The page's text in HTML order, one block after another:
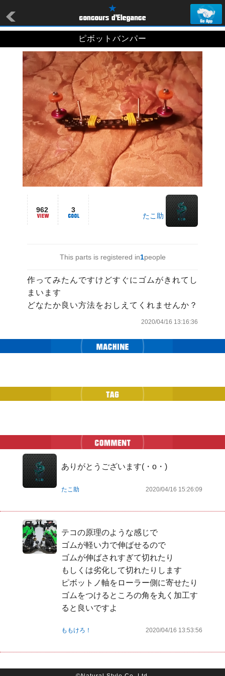
ピボットバンパー
962 3
たこ助
This parts is registered in1people
作ってみたんですけどすぐにゴムがきれてし
まいます
どなたか良い方法をおしえてくれませんか？
2020/04/16 13:16:36
ありがとうございます(・o・)
たこ助 2020/04/16 15:26:09
テコの原理のような感じで
ゴムが軽い力で伸ばせるので
ゴムが伸ばされすぎて切れたり
もしくは劣化して切れたりします
ピボットノ軸をローラー側に寄せたり
ゴムをつけるところの角を丸く加工す
ると良いですよ
ももけろ！ 2020/04/16 13:53:56